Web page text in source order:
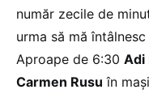
număr zecile de
urma să mă
Aproape de 6:30 Adi
Carmen Rusu în